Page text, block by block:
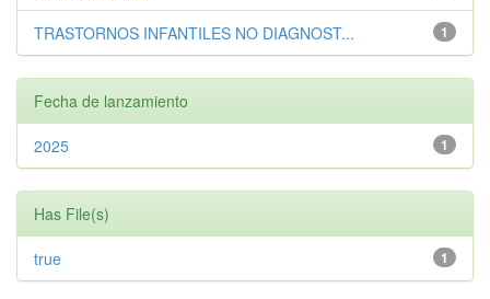
1
TRASTORNOS INFANTILES NO DIAGNOST...
Fecha de lanzamiento
1
2025
Has File(s)
1
true